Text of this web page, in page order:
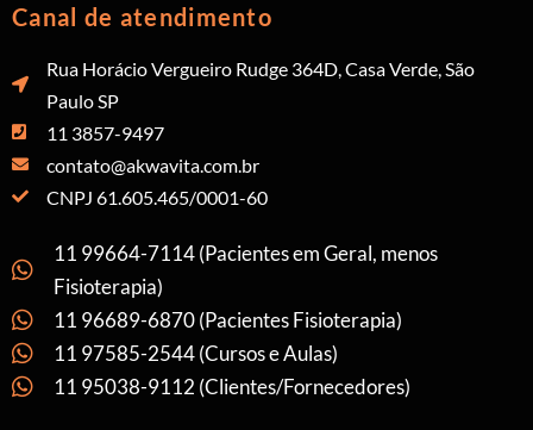
Canal de atendimento
Rua Horácio Vergueiro Rudge 364D, Casa Verde, São
Paulo SP
11 3857-9497
contato@akwavita.com.br
CNPJ 61.605.465/0001-60
11 99664-7114 (Pacientes em Geral, menos
Fisioterapia)
11 96689-6870 (Pacientes Fisioterapia)
11 97585-2544 (Cursos e Aulas)
11 95038-9112 (Clientes/Fornecedores)